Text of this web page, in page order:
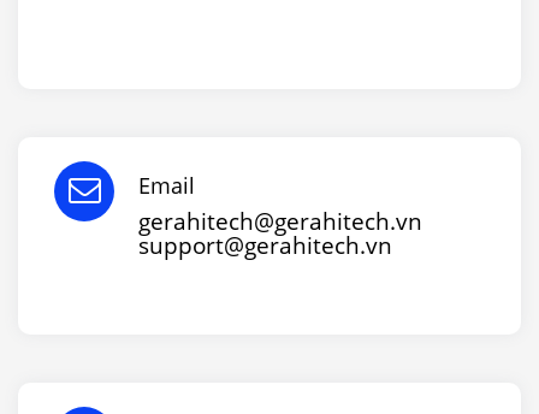
Email
gerahitech@gerahitech.vn
support@gerahitech.vn